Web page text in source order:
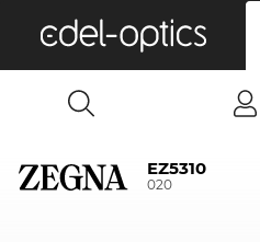
EZ5310
020